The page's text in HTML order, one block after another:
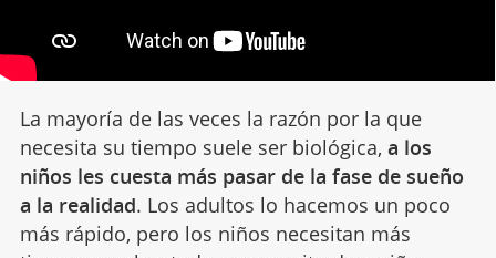
La mayoría de las veces la razón por la que
necesita su tiempo suele ser biológica, a los
niños les cuesta más pasar de la fase de sueño
a la realidad. Los adultos lo hacemos un poco
más rápido, pero los niños necesitan más